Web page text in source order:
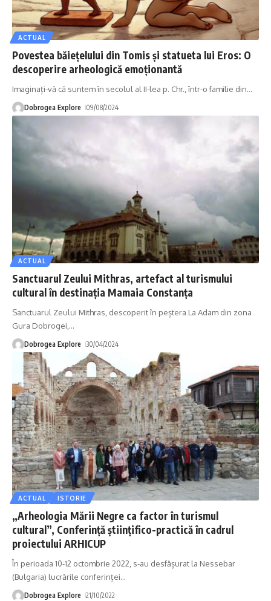
ACTUAL
Povestea băiețelului din Tomis și statueta lui Eros: O
descoperire arheologică emoționantă
Imaginați-vă că suntem în secolul al II-lea p. Chr., într-o familie din…
Dobrogea Explore 09/08/2024
ACTUAL
Sanctuarul Zeului Mithras, artefact al turismului
cultural în destinaţia Mamaia Constanţa
Sanctuarul Zeului Mithras, descoperit în peștera La Adam din zona
Gura Dobrogei,…
Dobrogea Explore 30/04/2024
ACTUAL ISTORIE
„Arheologia Mării Negre ca factor în turismul
cultural”, Conferinţă ştiinţifico-practică în cadrul
proiectului ARHICUP
În perioada 10-12 octombrie 2022, s-au desfășurat la Nessebar
(Bulgaria) lucrările conferinței…
Dobrogea Explore 21/10/2022